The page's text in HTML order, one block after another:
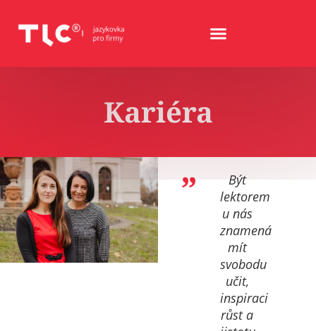
Kariéra
Být
lektorem
u nás
znamená
mít
svobodu
učit,
inspiraci
růst a